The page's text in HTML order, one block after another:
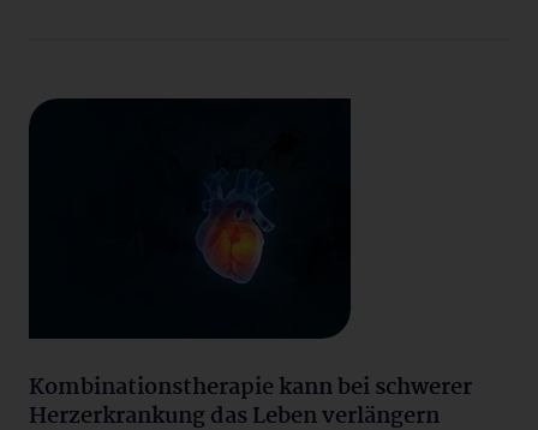
Kombinationstherapie kann bei schwerer
Herzerkrankung das Leben verlängern